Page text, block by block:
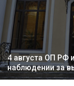
4 августа ОП РФ
наблюдении за